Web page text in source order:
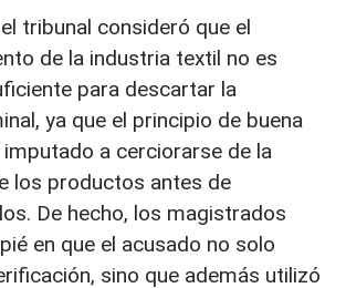
tribunal consideró que el
de la industria textil no es
para descartar la
ya que el principio de buena
a cerciorarse de la
los productos antes de
De hecho, los magistrados
en que el acusado no solo
sino que además utilizó